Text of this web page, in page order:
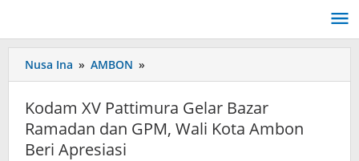
konten
Nusa Ina » AMBON »
XV
Gelar
Bazar
Kodam XV Pattimura Gelar Bazar
Ramadan dan GPM, Wali Kota Ambon
Beri Apresiasi